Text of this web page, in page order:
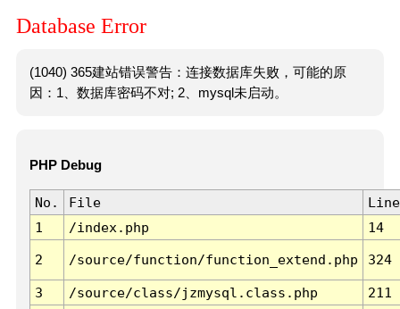
Database Error
(1040) 365建站错误警告：连接数据库失败，可能的原
因：1、数据库密码不对; 2、mysql未启动。
PHP Debug
No. File
Line
1
/index.php 14
2 /source/function/function_extend.php 324
3 /source/class/jzmysql.class.php
211